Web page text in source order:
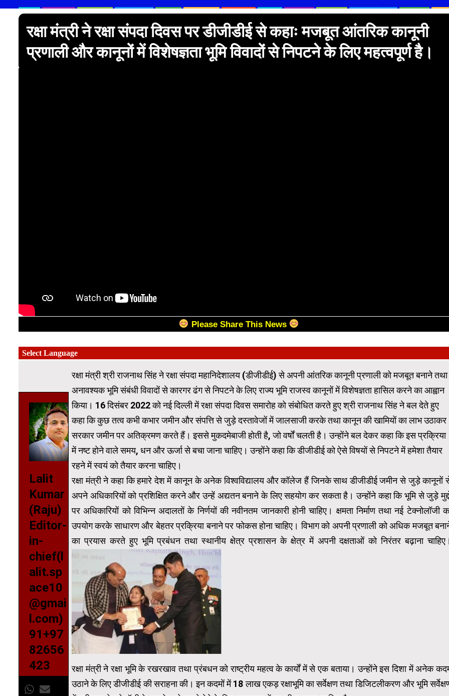
रक्षा मंत्री ने रक्षा संपदा दिवस पर डीजीडीई से कहाः मजबूत आंतरिक कानूनी
प्रणाली और कानूनों में विशेषज्ञता भूमि विवादों से निपटने के लिए महत्वपूर्ण है।
Please Share This News
Lalit
Kumar
(Raju)
Editor-
in-
chief(l
alit.sp
ace10
@gmai
l.com)
91+97
82656
423
रक्षा मंत्री श्री राजनाथ सिंह ने रक्षा संपदा महानिदेशालय (डीजीडीई) से अपनी आंतरिक कानूनी प्रणाली को मजबूत बनाने तथा
अनावश्यक भूमि संबंधी विवादों से कारगर ढंग से निपटने के लिए राज्य भूमि राजस्व कानूनों में विशेषज्ञता हासिल करने का आह्वान
किया। 16 दिसंबर 2022 को नई दिल्ली में रक्षा संपदा दिवस समारोह को संबोधित करते हुए श्री राजनाथ सिंह ने बल देते हुए
कहा कि कुछ तत्व कभी कभार जमीन और संपत्ति से जुड़े दस्तावेजों में जालसाजी करके तथा कानून की खामियों का लाभ उठाकर
सरकार जमीन पर अतिक्रमण करते हैं। इससे मुकदमेबाजी होती है, जो वर्षों चलती है। उन्होंने बल देकर कहा कि इस प्रक्रिया
में नष्ट होने वाले समय, धन और ऊर्जा से बचा जाना चाहिए। उन्होंने कहा कि डीजीडीई को ऐसे विषयों से निपटने में हमेशा तैयार
रहने में स्वयं को तैयार करना चाहिए।
रक्षा मंत्री ने कहा कि हमारे देश में कानून के अनेक विश्वविद्यालय और कॉलेज हैं जिनके साथ डीजीडीई जमीन से जुड़े कानूनों
अपने अधिकारियों को प्रशिक्षित करने और उन्हें अद्यतन बनाने के लिए सहयोग कर सकता है। उन्होंने कहा कि भूमि से जुड़े
पर अधिकारियों को विभिन्न अदालतों के निर्णयों की नवीनतम जानकारी होनी चाहिए। क्षमता निर्माण तथा नई टेक्नोलॉजी
उपयोग करके साधारण और बेहतर प्रक्रिया बनाने पर फोकस होना चाहिए। विभाग को अपनी प्रणाली को अधिक मजबूत
का प्रयास करते हुए भूमि प्रबंधन तथा स्थानीय क्षेत्र प्रशासन के क्षेत्र में अपनी दक्षताओं को निरंतर बढ़ाना चाहिए।
रक्षा मंत्री ने रक्षा भूमि के रखरखाव तथा प्रंबधन को राष्ट्रीय महत्व के कार्यों में से एक बताया। उन्होंने इस दिशा में अनेक
उठाने के लिए डीजीडीई की सराहना की। इन कदमों में 18 लाख एकड़ रक्षाभूमि का सर्वेक्षण तथा डिजिटलीकरण और भूमि